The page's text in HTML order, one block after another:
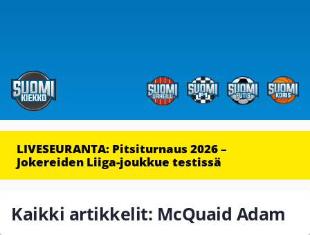
LIVESEURANTA: Pitsiturnaus 2026 –
Jokereiden Liiga-joukkue testissä
Kaikki artikkelit: McQuaid Adam